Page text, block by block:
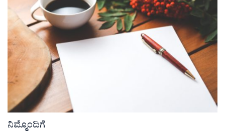
ನಿಮ್ಮೊಂದಿಗೆ